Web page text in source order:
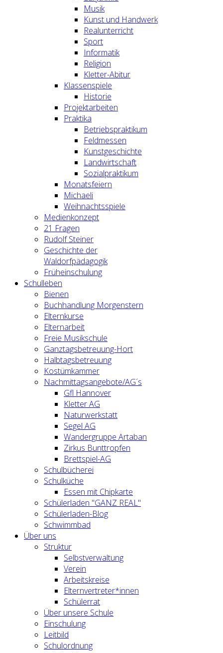
Musik
Kunst und Handwerk
Realunterricht
Sport
Informatik
Religion
Kletter-Abitur
Klassenspiele
Historie
Projektarbeiten
Praktika
Betriebspraktikum
Feldmessen
Kunstgeschichte
Landwirtschaft
Sozialpraktikum
Monatsfeiern
Michaeli
Weihnachtsspiele
Medienkonzept
21 Fragen
Rudolf Steiner
Geschichte der
Waldorfpädagogik
Früheinschulung
Schulleben
Bienen
Buchhandlung Morgenstern
Elternkurse
Elternarbeit
Freie Musikschule
Ganztagsbetreuung-Hort
Halbtagsbetreuung
Kostümkammer
Nachmittagsangebote/AG´s
Gfl Hannover
Kletter AG
Naturwerkstatt
Segel AG
Wandergruppe Artaban
Zirkus Bunttropfen
Brettspiel-AG
Schulbücherei
Schulküche
Essen mit Chipkarte
Schülerladen "GANZ REAL"
Schülerladen-Blog
Schwimmbad
Über uns
Struktur
Selbstverwaltung
Verein
Arbeitskreise
Elternvertreter*innen
Schülerrat
Über unsere Schule
Einschulung
Leitbild
Schulordnung